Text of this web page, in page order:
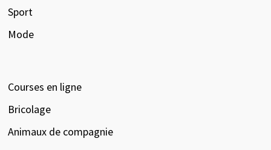
Sport
Mode
Courses en ligne
Bricolage
Animaux de compagnie